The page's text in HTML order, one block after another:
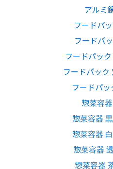
アルミ鍋
フードパッ
フードパッ
フードパック
フードパック
フードパッ
惣菜容器
惣菜容器 黒
惣菜容器 白
惣菜容器 透
惣菜容器